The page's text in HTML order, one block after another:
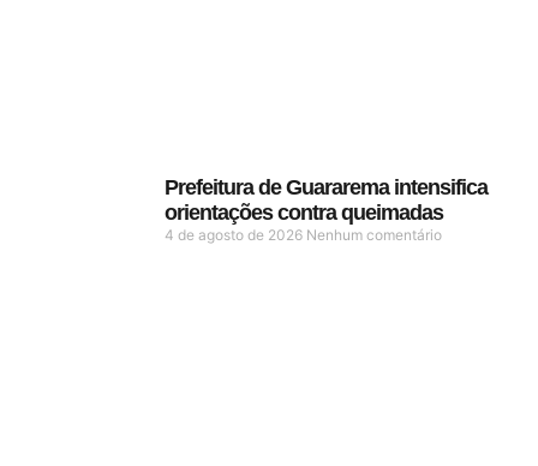
Prefeitura de Guararema intensifica
orientações contra queimadas
4 de agosto de 2026 Nenhum comentário